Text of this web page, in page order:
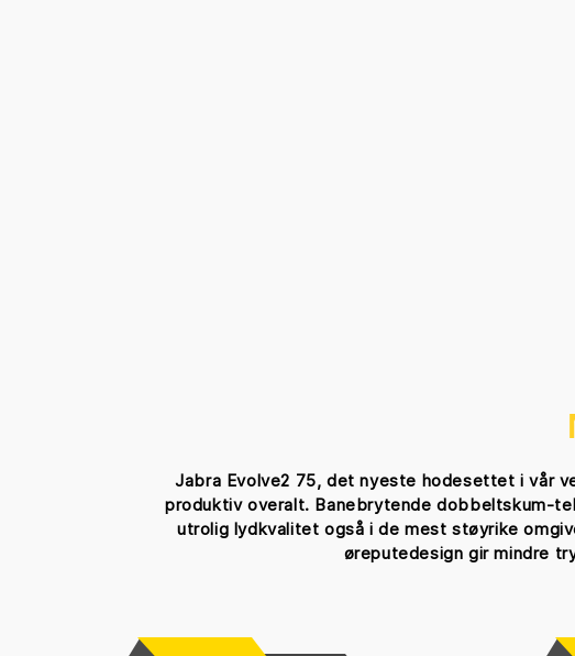
Jabra Evolve2 75, det nyeste hodesettet i vår
produktiv overalt. Banebrytende dobbeltskum-
utrolig lydkvalitet også i de mest støyrike
øreputedesign gir mindre